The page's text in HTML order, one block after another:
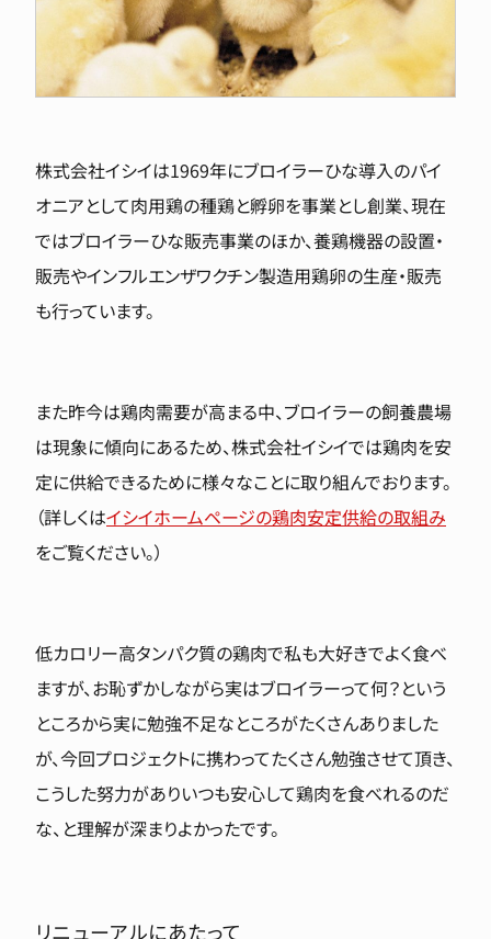
株式会社イシイは1969年にブロイラーひな導入のパイ
オニアとして肉用鶏の種鶏と孵卵を事業とし創業、現在
ではブロイラーひな販売事業のほか、養鶏機器の設置・
販売やインフルエンザワクチン製造用鶏卵の生産・販売
も行っています。
また昨今は鶏肉需要が高まる中、ブロイラーの飼養農場
は現象に傾向にあるため、株式会社イシイでは鶏肉を安
定に供給できるために様々なことに取り組んでおります。
（詳しくはイシイホームページの鶏肉安定供給の取組み
をご覧ください。）
低カロリー高タンパク質の鶏肉で私も大好きでよく食べ
ますが、お恥ずかしながら実はブロイラーって何？という
ところから実に勉強不足なところがたくさんありました
が、今回プロジェクトに携わってたくさん勉強させて頂き、
こうした努力がありいつも安心して鶏肉を食べれるのだ
な、と理解が深まりよかったです。
リニューアルにあたって